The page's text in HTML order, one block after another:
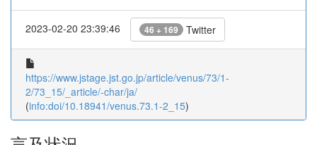
2023-02-20 23:39:46 46 + 169 Twitter
https://www.jstage.jst.go.jp/article/venus/73/1-
2/73_15/_article/-char/ja/
(info:doi/10.18941/venus.73.1-2_15)